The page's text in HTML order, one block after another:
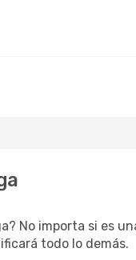
No importa si es
todo lo demás.